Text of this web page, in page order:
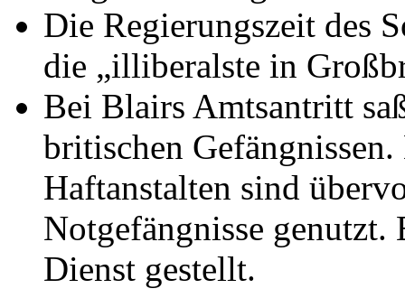
Die Regierungszeit des
die „illiberalste in
Bei Blairs Amtsantritt
britischen
Haftanstalten sind
Notgefängnisse
Dienst gestellt.